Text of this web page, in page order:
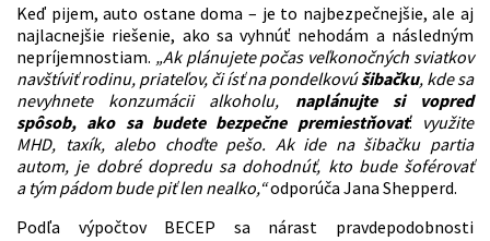
Keď pijem, auto ostane doma – je to najbezpečnejšie, ale aj
najlacnejšie riešenie, ako sa vyhnúť nehodám a následným
nepríjemnostiam. „Ak plánujete počas veľkonočných sviatkov
navštíviť rodinu, priateľov, či ísť na pondelkovúšibačku, kde sa
nevyhnete konzumácii alkoholu, naplánujte si
vopred
spôsob, ako sa budete bezpečne premiestňovať: využite
MHD, taxík, alebo choďte pešo. Ak ide na šibačku partia
autom, je dobré dopredu sa dohodnúť, kto bude šoférovať
a tým pádom bude piť len nealko,“odporúča Jana Shepperd.
Podľa výpočtov BECEP sa nárast pravdepodobnosti